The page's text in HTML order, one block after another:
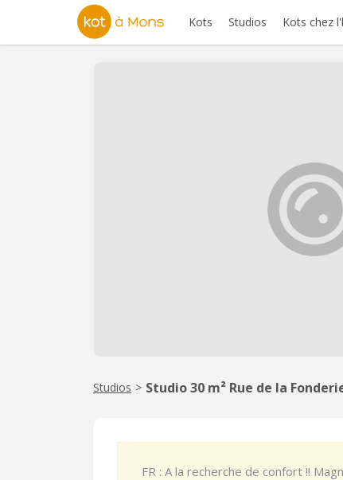
Kots Studios Kots chez
Studios > Studio 30 m² Rue de la
FR : A la recherche de confort !!